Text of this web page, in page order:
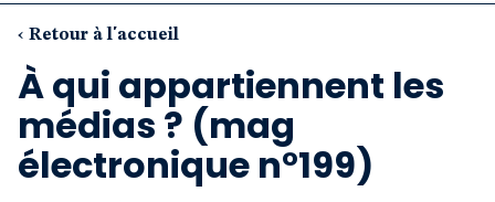
Notre revue
‹ Retour à l'accueil
À qui appartiennent les
médias ? (mag
électronique n°199)